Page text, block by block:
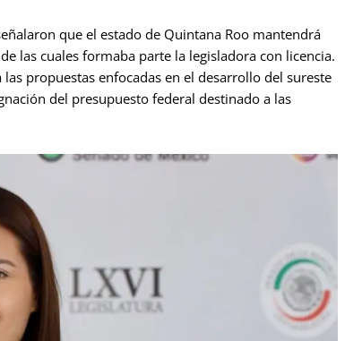
que el estado de Quintana Roo mantendrá
las cuales formaba parte la legisladora con licencia.
propuestas enfocadas en el desarrollo del sureste
del presupuesto federal destinado a las